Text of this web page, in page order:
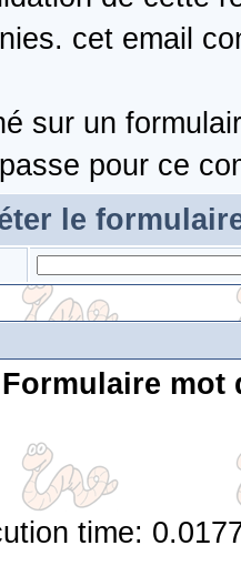
cet email
sur un
pour ce
le
mot
time: